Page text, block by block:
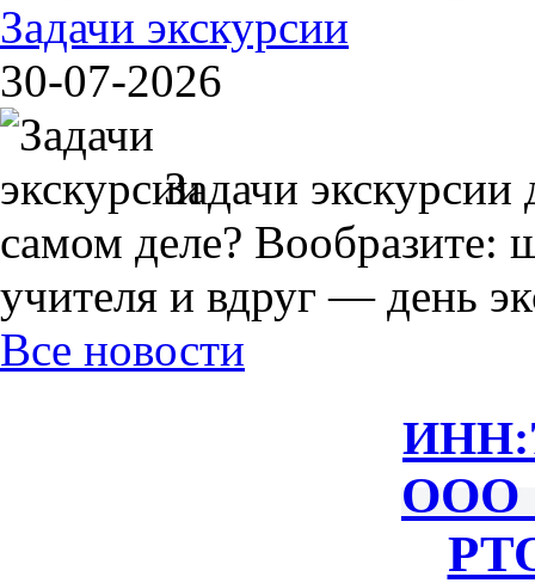
Задачи экскурсии
30-07-2026
Задачи
самом деле? Вообразите:
учителя и вдруг — день
Все новости
ИНН:
ООО